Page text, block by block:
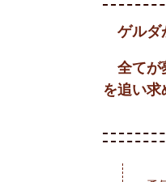
ゲルダ
全てが
を追い求